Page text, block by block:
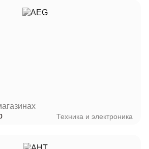
Техника и электроника